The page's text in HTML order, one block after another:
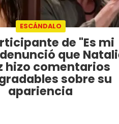
ESCÁNDALO
de "Es mi
que
hizo comentarios
sobre su
apariencia